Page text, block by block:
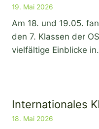
19. Mai 2026
Am 18. und 19.05.
den 7. Klassen der
vielfältige Einblicke
Internationales
18. Mai 2026